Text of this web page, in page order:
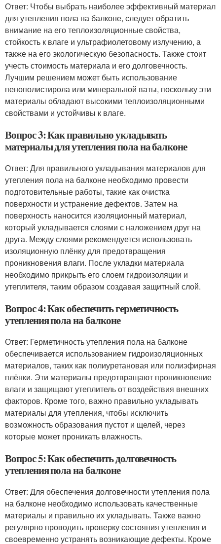
Ответ: Чтобы выбрать наиболее эффективный материал
для утепления пола на балконе, следует обратить
внимание на его теплоизоляционные свойства,
стойкость к влаге и ультрафиолетовому излучению, а
также на его экологическую безопасность. Также стоит
учесть стоимость материала и его долговечность.
Лучшим решением может быть использование
пенополистирола или минеральной ваты, поскольку эти
материалы обладают высокими теплоизоляционными
свойствами и устойчивы к влаге.
Вопрос 3: Как правильно укладывать
материалы для утепления пола на балконе
Ответ: Для правильного укладывания материалов для
утепления пола на балконе необходимо провести
подготовительные работы, такие как очистка
поверхности и устранение дефектов. Затем на
поверхность наносится изоляционный материал,
который укладывается слоями с наложением друг на
друга. Между слоями рекомендуется использовать
изоляционную плёнку для предотвращения
проникновения влаги. После укладки материала
необходимо прикрыть его слоем гидроизоляции и
утеплителя, таким образом создавая защитный слой.
Вопрос 4: Как обеспечить герметичность
утепления пола на балконе
Ответ: Герметичность утепления пола на балконе
обеспечивается использованием гидроизоляционных
материалов, таких как полиуретановая или полиэфирная
плёнки. Эти материалы предотвращают проникновение
влаги и защищают утеплитель от воздействия внешних
факторов. Кроме того, важно правильно укладывать
материалы для утепления, чтобы исключить
возможность образования пустот и щелей, через
которые может проникать влажность.
Вопрос 5: Как обеспечить долговечность
утепления пола на балконе
Ответ: Для обеспечения долговечности утепления пола
на балконе необходимо использовать качественные
материалы и правильно их укладывать. Также важно
регулярно проводить проверку состояния утепления и
своевременно устранять возникающие дефекты. Кроме